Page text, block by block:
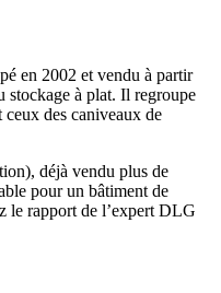
en 2002 et vendu à partir
à plat. Il regroupe
ceux des caniveaux de
déjà vendu plus de
pour un bâtiment de
le rapport de l’expert DLG